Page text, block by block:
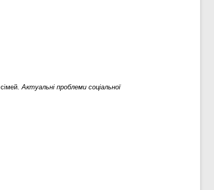
сімей.Актуальні проблеми соціальної